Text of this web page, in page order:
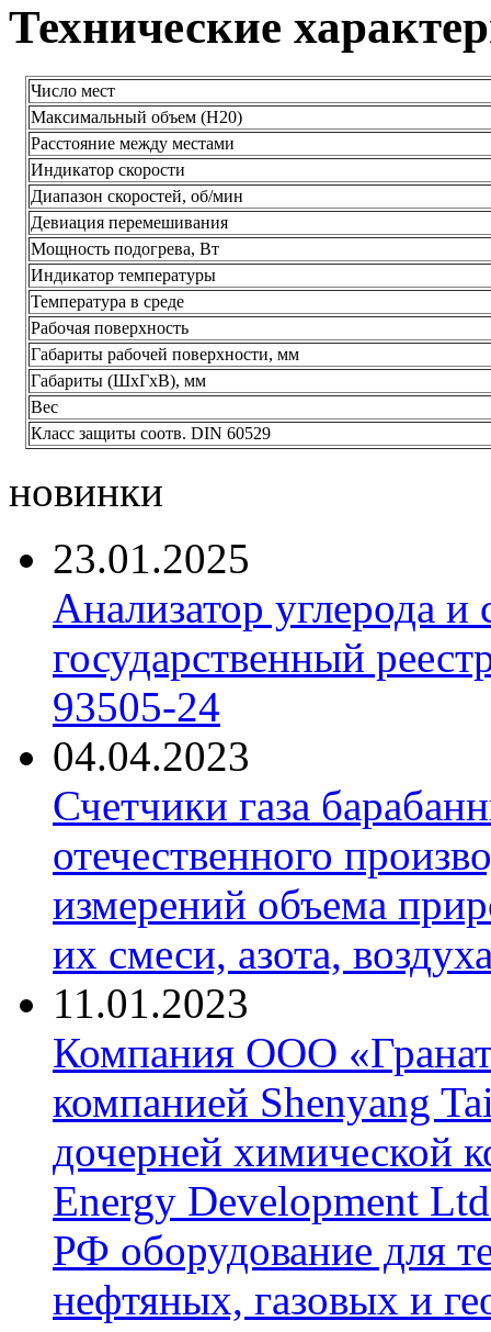
Технические
Число мест
Максимальный объем (H20)
Расстояние между местами
Индикатор скорости
Диапазон скоростей, об/мин
Девиация перемешивания
Мощность подогрева, Вт
Индикатор температуры
Температура в среде
Рабочая поверхность
Габариты рабочей поверхности, мм
Габариты (ШхГхВ), мм
Вес
Класс защиты соотв. DIN 60529
новинки
23.01.2025
Анализатор углерода
государственный
93505-24
04.04.2023
Счетчики газа
отечественного
измерений объема
их смеси, азота,
11.01.2023
Компания ООО
компанией Shenyang
дочерней химической
Energy Development
РФ оборудование для
нефтяных, газовых и